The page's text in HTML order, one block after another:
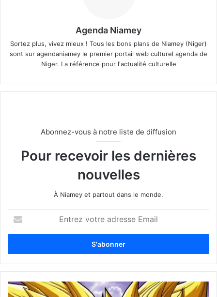
Agenda Niamey
Sortez plus, vivez mieux ! Tous les bons plans de Niamey (Niger)
sont sur agendaniamey le premier portail web culturel agenda de
Niger. La référence pour l'actualité culturelle
Abonnez-vous à notre liste de diffusion
Pour recevoir les dernières
nouvelles
À Niamey et partout dans le monde.
t
e
z
o